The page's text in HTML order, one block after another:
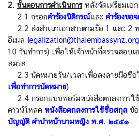
A
f
f
a
i
r
s
มุ
ม
2. ขั้นตอนการดำเนินการหลังจัดเตรียมเอ
2.1 กรอกคำร้องนิติกรณ์และ คำร้องขอ
2.2 ส่งสำเนาเอกสารตามข้อ 1 และ 2 ท
อีเมล
10 วันทำการ) เพื่อให้เจ้าหน้าที่ตรวจสอบเ
สมรส
2.3 นัดหมายวัน/เวลาเพื่อลงลายมือชื่อ
เพื่อทำการนัดหมาย)
2.4 กรอกแบบฟอร์มหนังสือตกลงการใ
ดาวน์โหลด หนังสือตกลงการใช้ชื่อสกุล ข้
บัญญัติ คำนำหน้านามหญิง พ.ศ. ๒๕๕๑